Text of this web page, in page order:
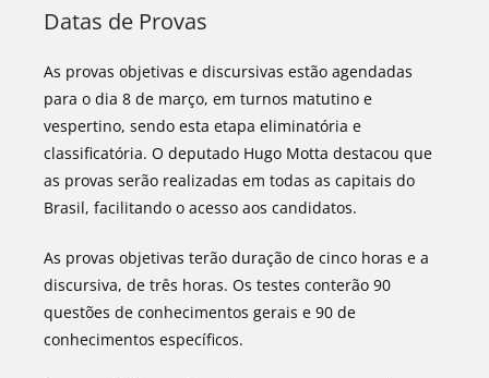
Datas de Provas
As provas objetivas e discursivas estão agendadas
para o dia 8 de março, em turnos matutino e
vespertino, sendo esta etapa eliminatória e
classificatória. O deputado Hugo Motta destacou que
as provas serão realizadas em todas as capitais do
Brasil, facilitando o acesso aos candidatos.
As provas objetivas terão duração de cinco horas e a
discursiva, de três horas. Os testes conterão 90
questões de conhecimentos gerais e 90 de
conhecimentos específicos.